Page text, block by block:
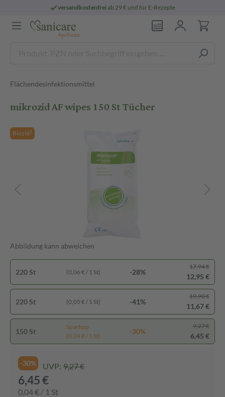
versandkostenfreiab 29 € und für E-Rezepte
Flächendesinfektionsmittel
mikrozid AF wipes 150 St Tücher
Biozid2
Abbildung kann abweichen
220 St (0,06 € / 1 St) -28%
17,94 €
12,95 €
220 St (0,05 € / 1 St) -41%
19,90 €
11,67 €
150 St
Spartipp
(0,04 € / 1 St)
-30%
9,27 €
6,45 €
-30% UVP: 9,27 €
6,45 €
0,04 € / 1 St